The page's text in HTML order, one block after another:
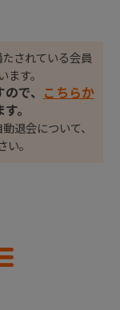
されている会員
す。
で、
こちらか
。
退会について、
い。